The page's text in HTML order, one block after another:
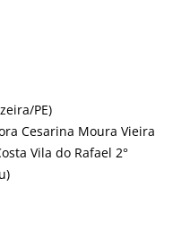
PE)
Cesarina Moura Vieira
Vila do Rafael 2°